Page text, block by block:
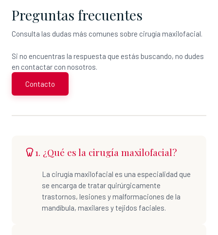
Preguntas frecuentes
Consulta las dudas más comunes sobre cirugía maxilofacial.
Si no encuentras la respuesta que estás buscando, no dudes
en contactar con nosotros.
Contacto
1. ¿Qué es la cirugía maxilofacial?
La cirugía maxilofacial es una especialidad que
se encarga de tratar quirúrgicamente
trastornos, lesiones y malformaciones de la
mandíbula, maxilares y tejidos faciales.